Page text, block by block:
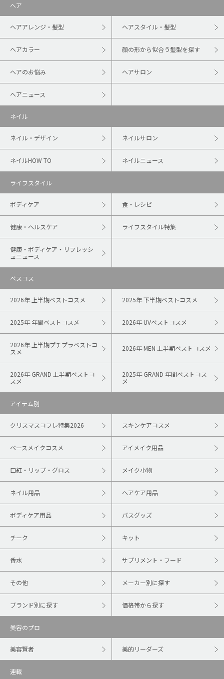
ヘア
ヘアアレンジ・髪型 ヘアスタイル・髪型
ヘアカラー 顔の形から似合う髪型を探す
ヘアのお悩み ヘアサロン
ヘアニュース
ネイル
ネイル・デザイン ネイルサロン
ネイルHOW TO ネイルニュース
ライフスタイル
ボディケア 食・レシピ
健康・ヘルスケア ライフスタイル特集
健康・ボディケア・リフレッシ
ュニュース
ベスコス
2026年 上半期ベストコスメ 2025年 下半期ベストコスメ
2025年 年間ベストコスメ 2026年 UVベストコスメ
2026年 上半期プチプラベストコ
スメ
2026年 MEN 上半期ベストコスメ
2026年 GRAND 上半期ベストコ
スメ
2025年 GRAND 年間ベストコス
メ
アイテム別
クリスマスコフレ特集2026 スキンケアコスメ
ベースメイクコスメ アイメイク用品
口紅・リップ・グロス メイク小物
ネイル用品 ヘアケア用品
ボディケア用品 バスグッズ
チーク キット
香水 サプリメント・フード
その他 メーカー別に探す
ブランド別に探す 価格帯から探す
美容のプロ
美容賢者 美的リーダーズ
連載